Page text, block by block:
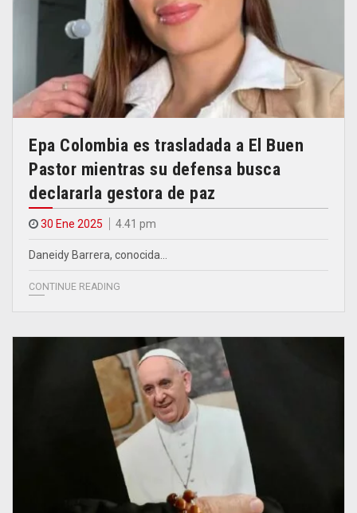
Epa Colombia es trasladada a El Buen
Pastor mientras su defensa busca
declararla gestora de paz
30 Ene 2025 4.41 pm
Daneidy Barrera, conocida…
CONTINUE READING